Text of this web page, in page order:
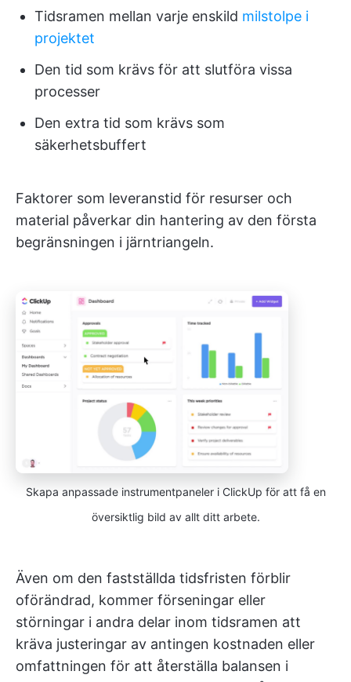
Tidsramen mellan varje enskild milstolpe i
projektet
Den tid som krävs för att slutföra vissa
processer
Den extra tid som krävs som
säkerhetsbuffert
Faktorer som leveranstid för resurser och
material påverkar din hantering av den första
begränsningen i järntriangeln.
Skapa anpassade instrumentpaneler i ClickUp för att få en
översiktlig bild av allt ditt arbete.
Även om den fastställda tidsfristen förblir
oförändrad, kommer förseningar eller
störningar i andra delar inom tidsramen att
kräva justeringar av antingen kostnaden eller
omfattningen för att återställa balansen i